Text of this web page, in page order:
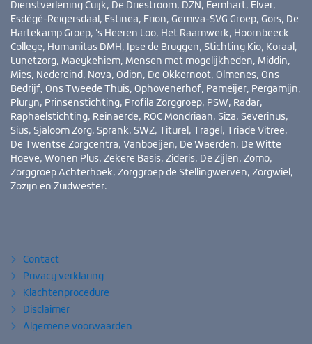
Dienstverlening Cuijk, De Driestroom, DZN, Eemhart, Elver,
Esdégé-Reigersdaal, Estinea, Frion, Gemiva-SVG Groep, Gors, De
Hartekamp Groep, ’s Heeren Loo, Het Raamwerk, Hoornbeeck
College, Humanitas DMH, Ipse de Bruggen, Stichting Kio, Koraal,
Lunetzorg, Maeykehiem, Mensen met mogelijkheden, Middin,
Mies, Nedereind, Nova, Odion, De Okkernoot, Olmenes, Ons
Bedrijf, Ons Tweede Thuis, Ophovenerhof, Pameijer, Pergamijn,
Pluryn, Prinsenstichting, Profila Zorggroep, PSW, Radar,
Raphaelstichting, Reinaerde, ROC Mondriaan, Siza, Severinus,
Sius, Sjaloom Zorg, Sprank, SWZ, Titurel, Tragel, Triade Vitree,
De Twentse Zorgcentra, Vanboeijen, De Waerden, De Witte
Hoeve, Wonen Plus, Zekere Basis, Zideris, De Zijlen, Zomo,
Zorggroep Achterhoek, Zorggroep de Stellingwerven, Zorgwiel,
Zozijn en Zuidwester.
Contact
Privacy verklaring
Klachtenprocedure
Disclaimer
Algemene voorwaarden